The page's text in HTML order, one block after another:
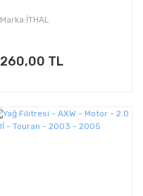
Marka:İTHAL
260,00 TL